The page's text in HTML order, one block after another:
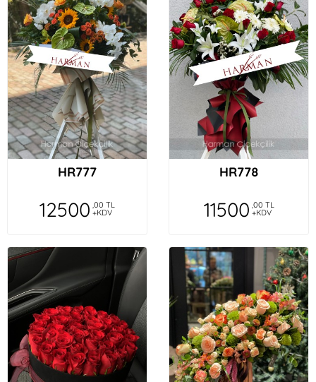
HR777
12500 ,00 TL
+KDV
HR778
11500 ,00 TL
+KDV